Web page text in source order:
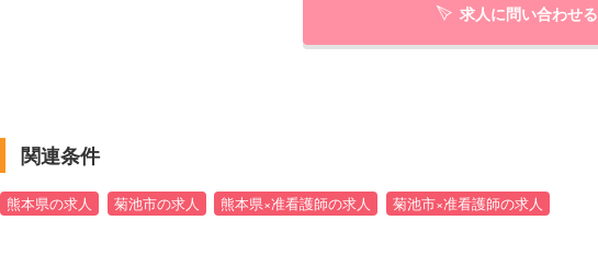
求人に問い合わせる
関連条件
熊本県の求人 菊池市の求人 熊本県×准看護師の求人 菊池市×准看護師の求人